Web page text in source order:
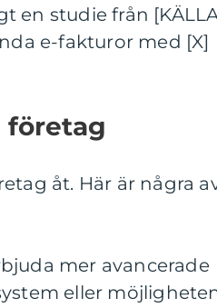
en studie från
e-fakturor med [X]
företag
åt. Här är några
mer avancerade
eller